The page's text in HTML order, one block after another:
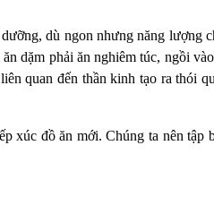
dù ngon nhưng năng lượng
dặm phải ăn nghiêm túc, ngồi
quan đến thần kinh tạo ra thói
xúc đồ ăn mới. Chúng ta nên tập